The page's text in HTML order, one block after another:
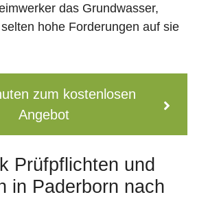
das Grundwasser,
hohe Forderungen auf sie
zum kostenlosen
Angebot
Prüfpflichten und
in Paderborn nach